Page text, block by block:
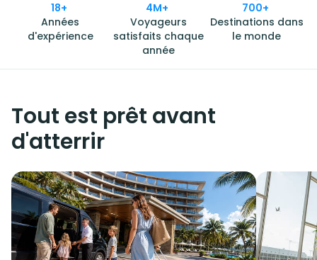
18+
Années
d'expérience
4M+
Voyageurs
satisfaits chaque
année
700+
Destinations dans
le monde
Tout est prêt avant
d'atterrir